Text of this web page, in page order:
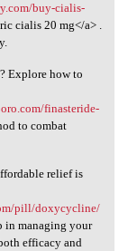
buy-cialis-
cialis 20 mg</a> .
Explore how to
finasteride-
to combat
relief is
pill/doxycycline/
in managing your
efficacy and